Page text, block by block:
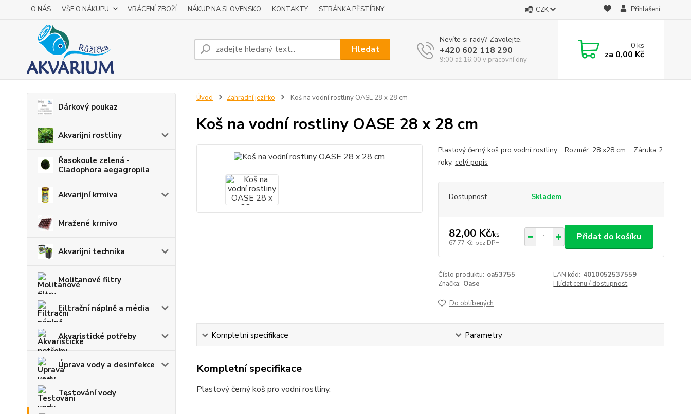
O NÁS VŠE O NÁKUPU VRÁCENÍ ZBOŽÍ NÁKUP NA SLOVENSKO KONTAKTY STRÁNKA PĚSTÍRNY CZK Přihlášení
Hledat
Nevíte si rady? Zavolejte.
+420 602 118 290
9:00 až 16:00 v pracovní dny
0ks
za 0,00 Kč
Dárkový poukaz
Akvarijní rostliny
Řasokoule zelená -
Cladophora aegagropila
Akvarijní krmiva
Mražené krmivo
Akvarijní technika
Molitanové filtry
Filtrační náplně a média
Akvaristické potřeby
Úprava vody a desinfekce
Testování vody
Úvod Zahradní jezírko Koš na vodní rostliny OASE 28 x 28 cm
Koš na vodní rostliny OASE 28 x 28 cm
Plastový černý koš pro vodní rostliny. Rozměr: 28 x28 cm. Záruka 2
roky. celý popis
Dostupnost Skladem
82,00 Kč/ks
67,77 Kč bez DPH
Přidat do košíku
Číslo produktu: oa53755 EAN kód: 4010052537559
Značka: Oase Hlídat cenu / dostupnost
Do oblíbených
Kompletní specifikace Parametry
Kompletní specifikace
Plastový černý koš pro vodní rostliny.